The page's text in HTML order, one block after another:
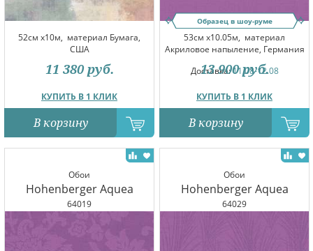
52см x10м, материал Бумага,
США
КУПИТЬ В 1 КЛИК
11 380 руб.
В корзину
Образец в шоу-руме
53см x10.05м, материал
Акриловое напыление, Германия
Доставка:11.08-12.08
КУПИТЬ В 1 КЛИК
13 900 руб.
В корзину
Обои
Hohenberger Aquea
64019
Обои
Hohenberger Aquea
64029